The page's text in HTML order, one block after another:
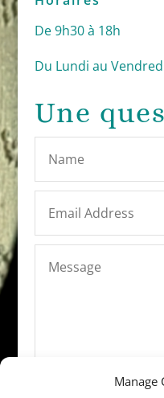
Manage
De 9h30 à 18h
Du Lundi au
Une